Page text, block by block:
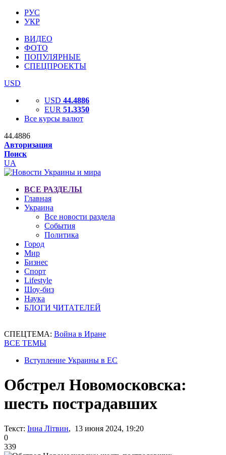
РУС
УКР
ВИДЕО
ФОТО
ПОПУЛЯРНЫЕ
СПЕЦПРОЕКТЫ
USD
USD 44.4886
EUR 51.3350
Все курсы валют
44.4886
Авторизация
Поиск
UA
ВСЕ РАЗДЕЛЫ
Главная
Украина
Все новости раздела
События
Политика
Город
Мир
Бизнес
Спорт
Lifestyle
Шоу-биз
Наука
БЛОГИ ЧИТАТЕЛЕЙ
СПЕЦТЕМА: Война в Иране
ВСЕ ТЕМЫ
Вступление Украины в ЕС
Обстрел Новомосковска:
шесть пострадавших
Текст: Інна Літвин, 13 июня 2024, 19:20
0
339